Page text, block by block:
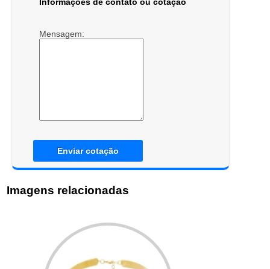
Mensagem:
Enviar cotação
Imagens relacionadas